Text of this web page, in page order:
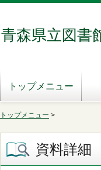
青森県立図書
トップメニュー
トップメニュー >
資料詳細